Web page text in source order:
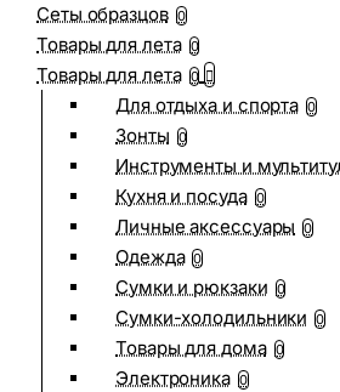
Сеты образцов 0
Товары для лета 0
Товары для лета 0
Для отдыха и спорта 0
Зонты 0
Инструменты и
Кухня и посуда 0
Личные аксессуары 0
Одежда 0
Сумки и рюкзаки 0
Сумки-холодильники 0
Товары для дома 0
Электроника 0